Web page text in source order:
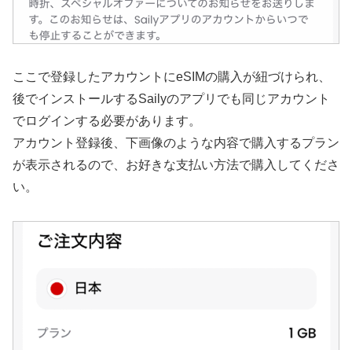
ここで登録したアカウントにeSIMの購入が紐づけられ、
後でインストールするSailyのアプリでも同じアカウント
でログインする必要があります。
アカウント登録後、下画像のような内容で購入するプラン
が表示されるので、お好きな支払い方法で購入してくださ
い。